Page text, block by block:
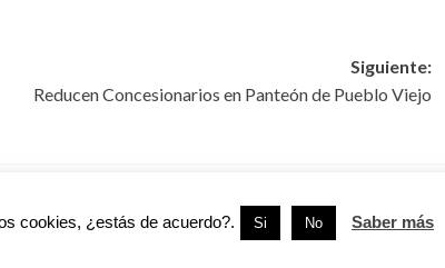
Siguiente:
Reducen Concesionarios en Panteón de Pueblo Viejo
Otras
cookies, ¿estás de acuerdo?. Si No Saber más